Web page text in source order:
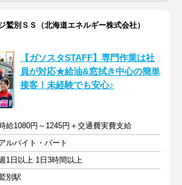
鷲別ＳＳ（北海道エネルギー株式会社）
【ガソスタSTAFF】専門作業は社
員が対応★給油&窓拭き中心の簡単
接客！未経験でも安心♪
給1080円～1245円＋交通費実費支給
ルバイト・パート
1日以上 1日3時間以上
別駅